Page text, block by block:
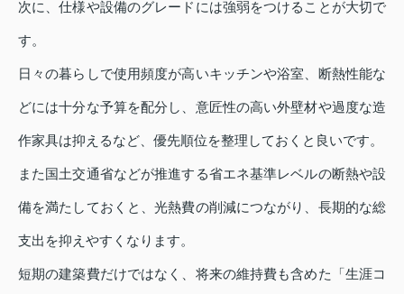
次に、仕様や設備のグレードには強弱をつけることが大切で
す。
日々の暮らしで使用頻度が高いキッチンや浴室、断熱性能な
どには十分な予算を配分し、意匠性の高い外壁材や過度な造
作家具は抑えるなど、優先順位を整理しておくと良いです。
また国土交通省などが推進する省エネ基準レベルの断熱や設
備を満たしておくと、光熱費の削減につながり、長期的な総
支出を抑えやすくなります。
短期の建築費だけではなく、将来の維持費も含めた「生涯コ